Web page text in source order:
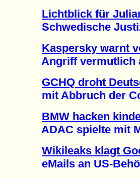
Lichtblick für
Schwedische
Kaspersky warnt
Angriff vermutlich
GCHQ droht
mit Abbruch der
BMW hacken
ADAC spielte mit
Wikileaks klagt
eMails an US-